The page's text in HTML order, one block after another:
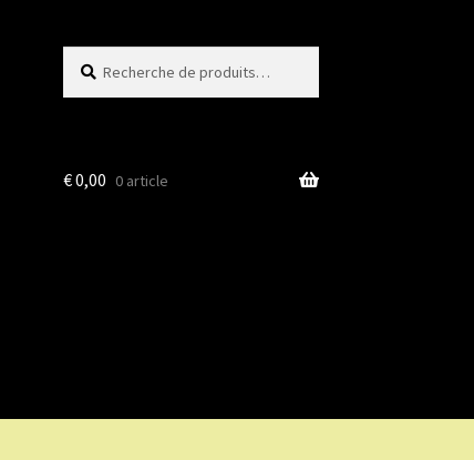
pour :
€0,00 0 article